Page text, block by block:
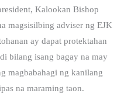
Kalookan Bishop
magsisilbing adviser ng EJK
ay dapat protektahan
bilang isang bagay na may
magbabahagi ng kanilang
na maraming taon.